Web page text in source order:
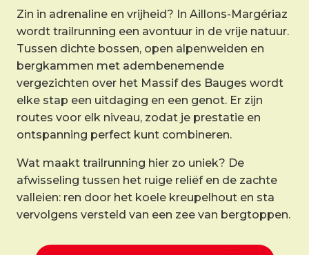
Zin in adrenaline en vrijheid? In Aillons-Margériaz
wordt trailrunning een avontuur in de vrije natuur.
Tussen dichte bossen, open alpenweiden en
bergkammen met adembenemende
vergezichten over het Massif des Bauges wordt
elke stap een uitdaging en een genot. Er zijn
routes voor elk niveau, zodat je prestatie en
ontspanning perfect kunt combineren.
Wat maakt trailrunning hier zo uniek? De
afwisseling tussen het ruige reliëf en de zachte
valleien: ren door het koele kreupelhout en sta
vervolgens versteld van een zee van bergtoppen.